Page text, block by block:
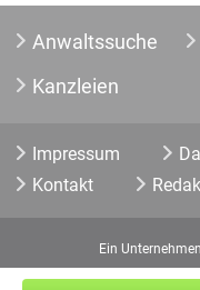
Anwaltssuche
Kanzleien
Impressum
Kontakt
Ein